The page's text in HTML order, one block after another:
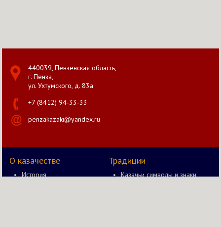
440039, Пензенская область,
г. Пенза,
ул. Ухтумского, д. 83а
+7 (8412) 94-33-33
penzakazaki@yandex.ru
О казачестве
История
Традиции
Казачьи символы и знаки